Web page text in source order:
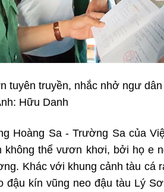
tuyên truyền, nhắc nhở ngư
Hữu Danh
Hoàng Sa - Trường Sa của
thể vươn khơi, bởi họ e
Khác với khung cảnh tàu cá
đậu kín vũng neo đậu tàu Lý